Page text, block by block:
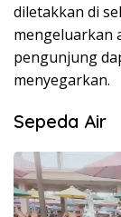
diletakkan di
mengeluarkan
pengunjung
menyegarkan.
Sepeda Air